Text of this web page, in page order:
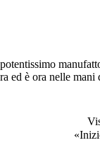
ed è ora nelle
«